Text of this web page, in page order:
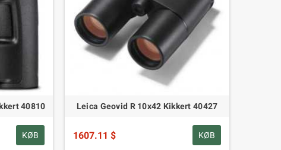
40810
KØB
Leica Geovid R 10x42 Kikkert 40427
1607.11 $ KØB